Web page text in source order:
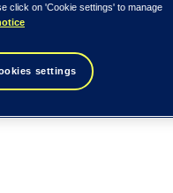
click on 'Cookie settings' to manage
settings